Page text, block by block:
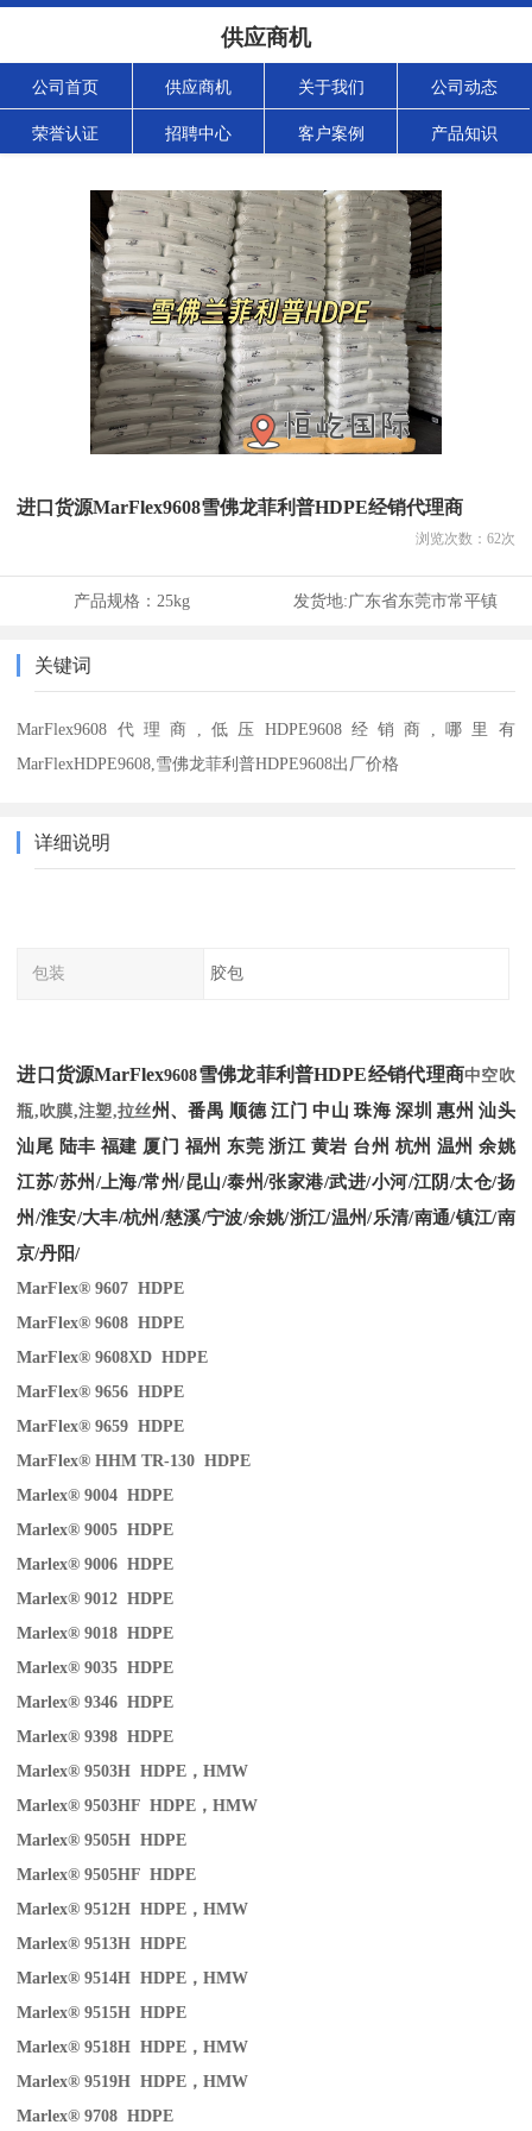
供应商机
公司首页 供应商机 关于我们 公司动态
荣誉认证 招聘中心 客户案例 产品知识
进口货源MarFlex9608雪佛龙菲利普HDPE经销代理商
浏览次数： 62次
产品规格： 25kg 发货地:广东省东莞市常平镇
关键词
MarFlex9608代理商,低压HDPE9608经销商,哪里有
MarFlexHDPE9608,雪佛龙菲利普HDPE9608出厂价格
详细说明
包装 胶包
进口货源MarFlex9608雪佛龙菲利普HDPE经销代理商中空吹
瓶,吹膜,注塑,拉丝州、番禺 顺德 江门 中山 珠海 深圳 惠州 汕头
汕尾 陆丰 福建 厦门 福州 东莞 浙江 黄岩 台州 杭州 温州 余姚
江苏/苏州/上海/常州/昆山/泰州/张家港/武进/小河/江阴/太仓/扬
州/淮安/大丰/杭州/慈溪/宁波/余姚/浙江/温州/乐清/南通/镇江/南
京/丹阳/
MarFlex® 9607 HDPE
MarFlex® 9608 HDPE
MarFlex® 9608XD HDPE
MarFlex® 9656 HDPE
MarFlex® 9659 HDPE
MarFlex® HHM TR-130 HDPE
Marlex® 9004 HDPE
Marlex® 9005 HDPE
Marlex® 9006 HDPE
Marlex® 9012 HDPE
Marlex® 9018 HDPE
Marlex® 9035 HDPE
Marlex® 9346 HDPE
Marlex® 9398 HDPE
Marlex® 9503H HDPE ，HMW
Marlex® 9503HF HDPE ，HMW
Marlex® 9505H HDPE
Marlex® 9505HF HDPE
Marlex® 9512H HDPE ，HMW
Marlex® 9513H HDPE
Marlex® 9514H HDPE ，HMW
Marlex® 9515H HDPE
Marlex® 9518H HDPE ，HMW
Marlex® 9519H HDPE ，HMW
Marlex® 9708 HDPE